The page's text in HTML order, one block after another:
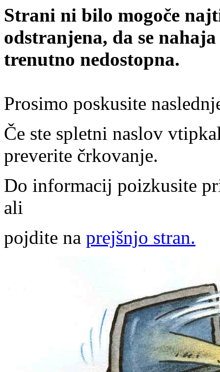
Strani ni bilo mogoče
odstranjena, da se
trenutno nedostopna.
Prosimo poskusite
Če ste spletni naslov
preverite črkovanje.
Do informacij poizkusite
ali
pojdite na prejšnjo stran.